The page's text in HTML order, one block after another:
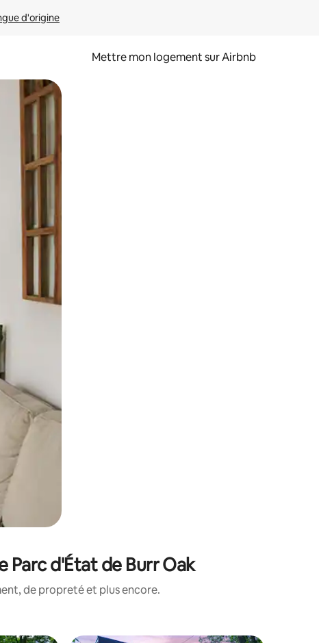
d'origine
Mettre mon logement sur Airbnb
glisser.
Parc d'État de Burr Oak
de propreté et plus encore.